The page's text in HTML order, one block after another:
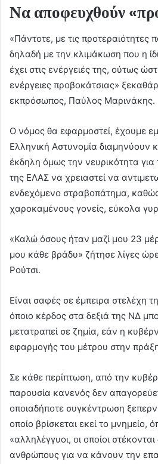
Να αποφευχθούν
«Πάντοτε, με τις προτεραιότητες
δηλαδή με την κλιμάκωση που η
έχει στις ενέργειές της, ούτως
ενέργειες προβοκάτσιας»
εκπρόσωπος, Παύλος Μαρινάκης.
Ο νόμος θα εφαρμοστεί, έχουμε
Ελληνική Αστυνομία διαμηνύουν
έκδηλη όμως την νευρικότητα για
της ΕΛΑΣ να χρειαστεί να
ενδεχόμενο στραβοπάτημα,
χαροκαμένους γονείς, εύκολα
«Καλώ όσους ήταν μαζί μου 23
μου κάθε βράδυ» ζήτησε λίγες
Ρούτσι.
Είναι σαφές σε έμπειρα στελέχη
όποιο κέρδος στα δεξιά της ΝΔ
μετατραπεί σε ζημία, εάν η
εφαρμογής του μέτρου στην
Σε κάθε περίπτωση, από την
παρουσία κανενός δεν
οποιαδήποτε συγκέντρωση
οποίο βρίσκεται εκεί το μνημείο,
«αλληλέγγυοι, οι οποίοι
ανθρώπους για να κάνουν την